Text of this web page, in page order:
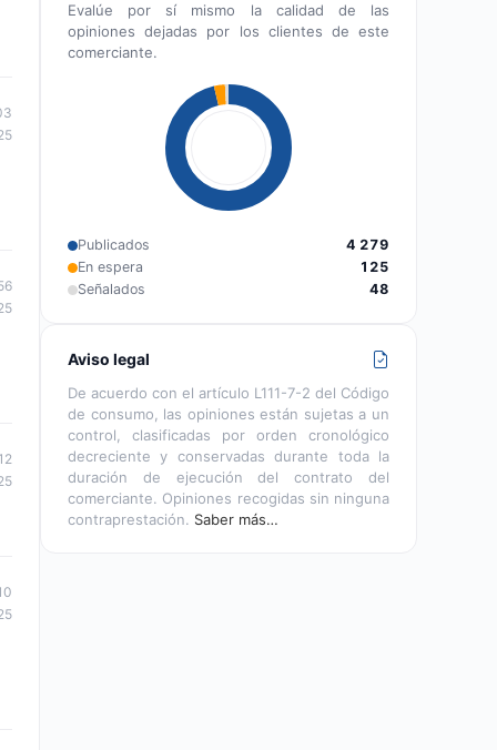
Evalúe por sí mismo la calidad de las
opiniones dejadas por los clientes de este
comerciante.
Publicados
4 279
En espera
125
Señalados
48
Aviso legal
De acuerdo con el artículo L111-7-2 del Código
de consumo, las opiniones están sujetas a un
control, clasificadas por orden cronológico
decreciente y conservadas durante toda la
duración de ejecución del contrato del
comerciante. Opiniones recogidas sin ninguna
contraprestación. Saber más…